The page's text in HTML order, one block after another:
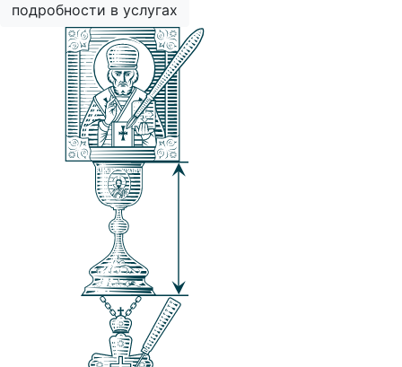
подробности в услугах